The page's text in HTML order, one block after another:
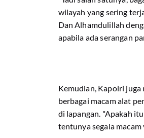
wilayah yang sering
Dan Alhamdulillah
apabila ada serangan
Kemudian, Kapolri juga
berbagai macam alat
di lapangan. "Apakah
tentunya segala